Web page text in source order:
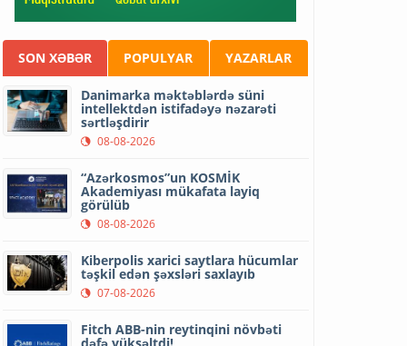
SON XƏBƏR POPULYAR YAZARLAR
Danimarka məktəblərdə süni
intellektdən istifadəyə nəzarəti
sərtləşdirir
08-08-2026
“Azərkosmos”un KOSMİK
Akademiyası mükafata layiq
görülüb
08-08-2026
Kiberpolis xarici saytlara hücumlar
təşkil edən şəxsləri saxlayıb
07-08-2026
Fitch ABB-nin reytinqini növbəti